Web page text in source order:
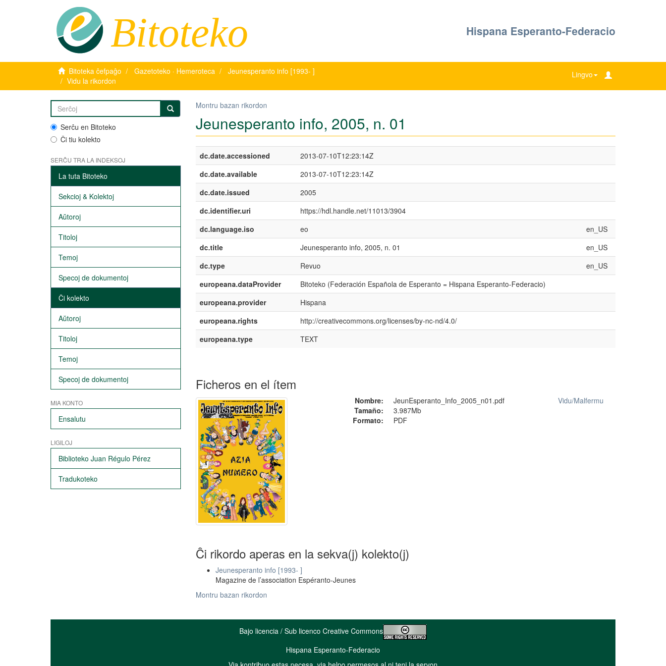
Bitoteko Hispana Esperanto-Federacio
Bitoteka ĉefpaĝo Gazetoteko · Hemeroteca
Jeunesperanto info [1993- ]
Vidu la rikordon
Lingvo
Serĉu en Bitoteko
Ĉi tiu kolekto
SERĈU TRA LA INDEKSOJ
La tuta Bitoteko
Sekcioj & Kolektoj
Aŭtoroj
Titoloj
Temoj
Specoj de dokumentoj
Ĉi kolekto
Aŭtoroj
Titoloj
Temoj
Specoj de dokumentoj
MIA KONTO
Ensalutu
LIGILOJ
Biblioteko Juan Régulo Pérez
Tradukoteko
Montru bazan rikordon
Jeunesperanto info, 2005, n. 01
dc.date.accessioned
2013-07-10T12:23:14Z
dc.date.available
2013-07-10T12:23:14Z
dc.date.issued
2005
dc.identifier.uri
https://hdl.handle.net/11013/3904
dc.language.iso
eo
en_US
dc.title
Jeunesperanto info, 2005, n. 01
en_US
dc.type
Revuo
en_US
europeana.dataProvider
Bitoteko (Federación Española de Esperanto = Hispana Esperanto-Federacio)
europeana.provider
Hispana
europeana.rights
http://creativecommons.org/licenses/by-nc-nd/4.0/
europeana.type
TEXT
Ficheros en el ítem
Nombre:
JeunEsperanto_Info_2005_n01.pdf
Tamaño:
3.987Mb
Formato:
PDF
Vidu/Malfermu
Ĉi rikordo aperas en la sekva(j) kolekto(j)
Jeunesperanto info [1993- ]
Magazine de l’association Espéranto-Jeunes
Montru bazan rikordon
Bajo licencia / Sub licenco Creative Commons
Hispana Esperanto-Federacio